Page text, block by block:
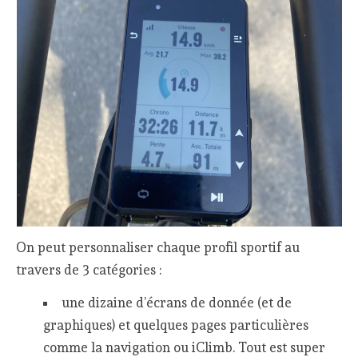
On peut personnaliser chaque profil sportif au
travers de 3 catégories :
une dizaine d’écrans de donnée (et de
graphiques) et quelques pages particulières
comme la navigation ou iClimb. Tout est super